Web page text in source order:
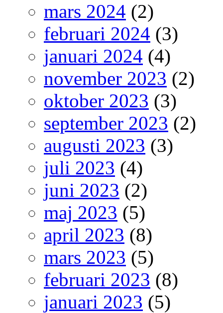
mars 2024 (2)
februari 2024 (3)
januari 2024 (4)
november 2023 (2)
oktober 2023 (3)
september 2023 (2)
augusti 2023 (3)
juli 2023 (4)
juni 2023 (2)
maj 2023 (5)
april 2023 (8)
mars 2023 (5)
februari 2023 (8)
januari 2023 (5)